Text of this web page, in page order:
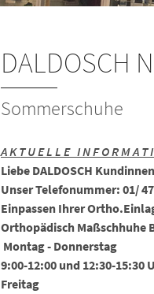
DALDOSCH
Sommerschuhe
A K T U E L L E I N F O R M A T
Liebe DALDOSCH
Unser Telefonummer: 01/
Einpassen Ihrer
Orthopädisch Maßschhuhe
Montag - Donnerstag
9:00-12:00 und 12:30-15:30
Freitag